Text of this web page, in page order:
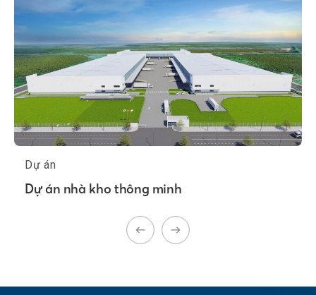
Dự án
Dự án nhà kho thông minh